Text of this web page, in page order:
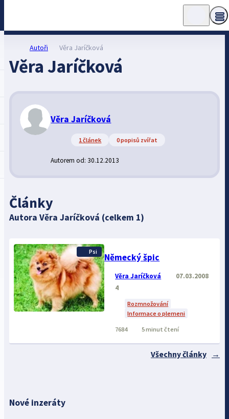
Autoři Věra Jaríčková
Věra Jaríčková
Věra Jaríčková
1 článek 0 popisů zvířat
Autorem od: 30.12.2013
Články
Autora Věra Jaríčková (celkem 1)
Psi Německý špic
Věra Jaríčková
07.03.2008
4
Rozmnožování
Informace o plemeni
7684 5 minut čtení
Všechny články
Nové inzeráty